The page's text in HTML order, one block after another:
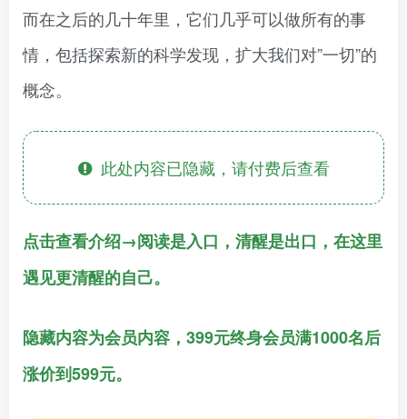
而在之后的几十年里，它们几乎可以做所有的事
情，包括探索新的科学发现，扩大我们对”一切”的
概念。
此处内容已隐藏，请付费后查看
点击查看介绍→阅读是入口，清醒是出口，在这里
遇见更清醒的自己。
隐藏内容为会员内容，399元终身会员满1000名后
涨价到599元。